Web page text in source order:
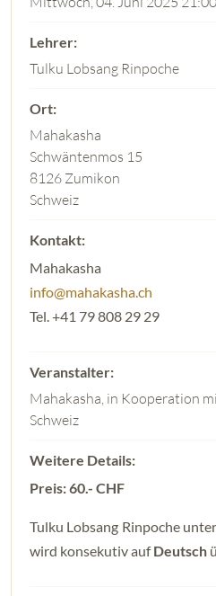
Tulku Lobsang Rinpoche
Mahakasha
Schwäntenmos 15
8126 Zumikon
Schweiz
Mahakasha
info@mahakasha.ch
Tel. +41 79 808 29 29
Mahakasha, in Kooperation
Schweiz
Preis: 60.- CHF
Tulku Lobsang Rinpoche
wird konsekutiv aufDeutsch